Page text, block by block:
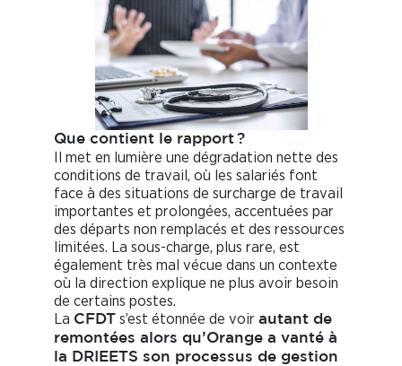
Que contient le rapport ?
Il met en lumière une dégradation nette des
conditions de travail, où les salariés font
face à des situations de surcharge de travail
importantes et prolongées, accentuées par
des départs non remplacés et des ressources
limitées. La sous-charge, plus rare, est
également très mal vécue dans un contexte
où la direction explique ne plus avoir besoin
de certains postes.
La CFDT s’est étonnée de voir autant de
remontées alors qu’Orange a vanté à
la DRIEETS son processus de gestion